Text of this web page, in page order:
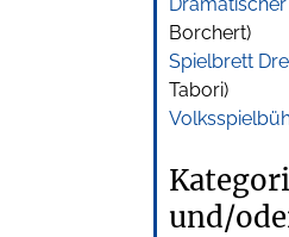
Borchert)
Spielbrett
Tabori)
und/